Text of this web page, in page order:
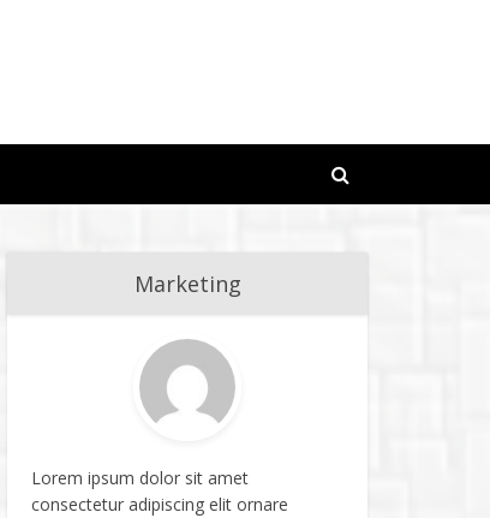
Marketing
Lorem ipsum dolor sit amet
consectetur adipiscing elit ornare